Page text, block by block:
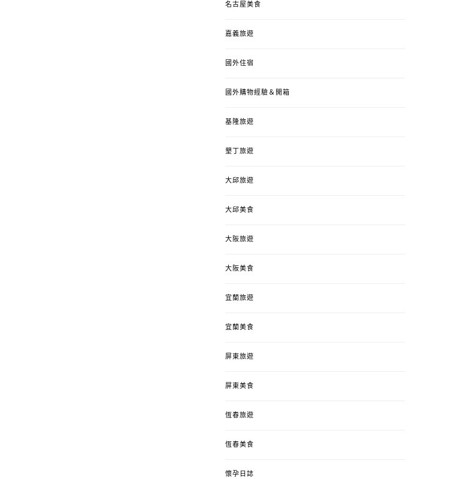
名古屋美食
嘉義旅遊
國外住宿
國外購物經驗＆開箱
基隆旅遊
墾丁旅遊
大邱旅遊
大邱美食
大阪旅遊
大阪美食
宜蘭旅遊
宜蘭美食
屏東旅遊
屏東美食
恆春旅遊
恆春美食
懷孕日誌